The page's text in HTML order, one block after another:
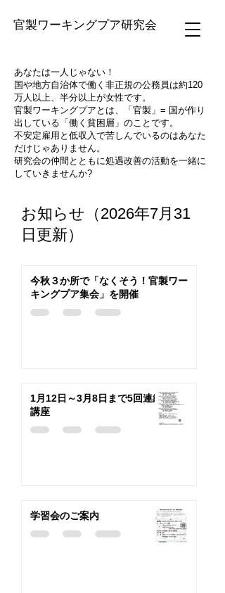
官製ワーキングプア研究会
あなたは一人じゃない！
国や地方自治体で働く非正規の公務員は約120
万人以上、半分以上が女性です。
官製ワーキングプアとは、「官製」= 国が作り
出している「働く貧困層」のことです。
不安定雇用と低収入で苦しんでいるのはあなた
だけじゃありません。
研究会の仲間とともに処遇改善の活動を一緒に
していきませんか?
お知らせ（2026年7月31
日更新）
今秋３か所で「なくそう！官製ワー
キングプア集会」を開催
1月12日～3月8日まで5回連続
講座
学習会のご案内